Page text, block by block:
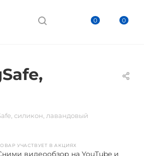
0 0
силикон, лавандовый
УЧАСТВУЕТ В АКЦИЯХ
видеообзор на YouTube и